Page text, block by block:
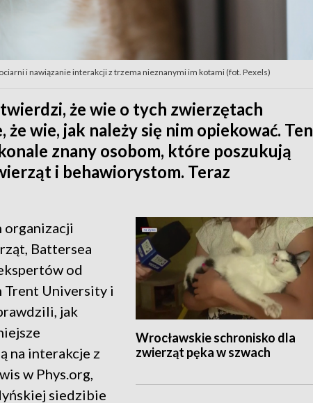
i nawiązanie interakcji z trzema nieznanymi im kotami (fot. Pexels)
że wie o tych zwierzętach
wie, jak należy się nim opiekować. Ten
znany osobom, które poszukują
i behawiorystom. Teraz
Wrocławskie schronisko dla
zwierząt pęka w szwach
organizacji
Battersea
od
University i
jak
na interakcje z
w Phys.org,
siedzibie